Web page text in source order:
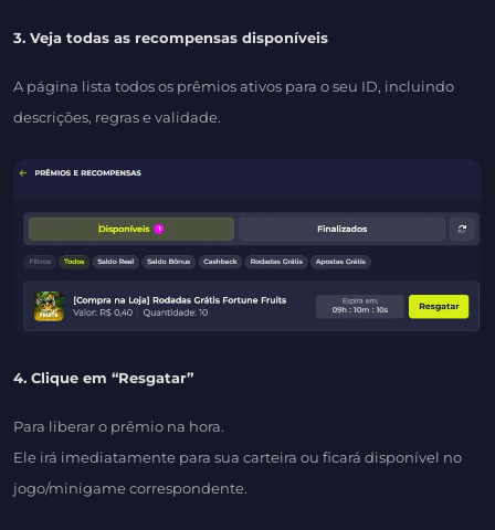
3. Veja todas as recompensas disponíveis
A página lista todos os prêmios ativos para o seu ID, incluindo
descrições, regras e validade.
4. Clique em “Resgatar”
Para liberar o prêmio na hora.
Ele irá imediatamente para sua carteira ou ficará disponível no
jogo/minigame correspondente.